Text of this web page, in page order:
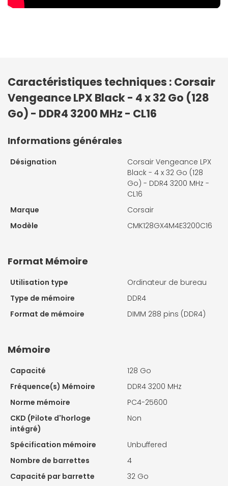
Caractéristiques techniques : Corsair
Vengeance LPX Black - 4 x 32 Go (128
Go) - DDR4 3200 MHz - CL16
Informations générales
Désignation
Corsair Vengeance LPX
Black - 4 x 32 Go (128
Go) - DDR4 3200 MHz -
CL16
Marque
Corsair
Modèle
CMK128GX4M4E3200C16
Format Mémoire
Utilisation type
Ordinateur de bureau
Type de mémoire
DDR4
Format de mémoire
DIMM 288 pins (DDR4)
Mémoire
Capacité
128 Go
Fréquence(s) Mémoire
DDR4 3200 MHz
Norme mémoire
PC4-25600
CKD (Pilote d'horloge
intégré)
Non
Spécification mémoire
Unbuffered
Nombre de barrettes
4
Capacité par barrette
32 Go